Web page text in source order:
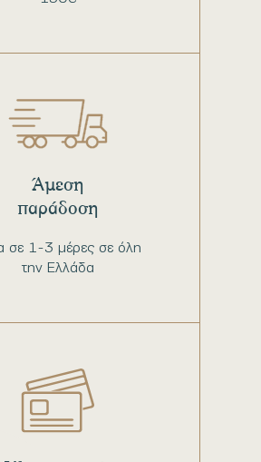
σε 1-3 μέρες σε όλη
την Ελλάδα
Άμεση
παράδοση